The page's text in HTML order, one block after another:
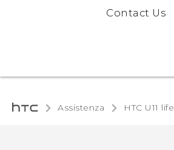
Contact Us
Assistenza HTC U11 life‎